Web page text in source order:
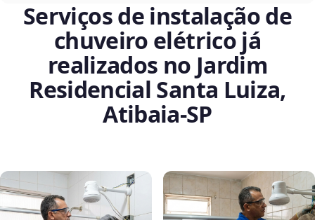
Serviços de instalação de
chuveiro elétrico já
realizados no Jardim
Residencial Santa Luiza,
Atibaia‑SP